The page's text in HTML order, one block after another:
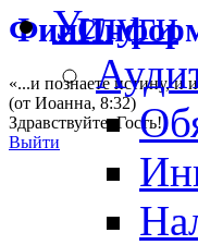
«...и познаете истину, и
(от Иоанна, 8:32)
Здравствуйте,Гость!
Выйти
Услуги